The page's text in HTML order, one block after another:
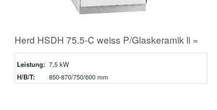
Herd HSDH 75.5-C weiss P/Glaskeramik li =
Leistung: 7,5 kW
H/B/T:
850-870/750/600 mm